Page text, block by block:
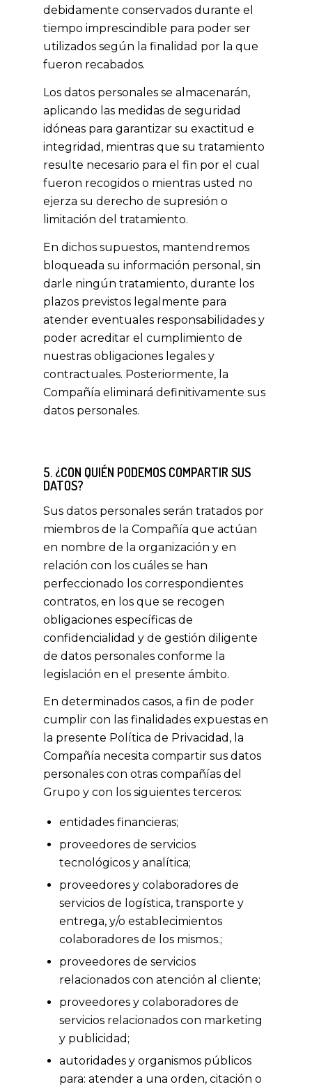
debidamente conservados durante el
tiempo imprescindible para poder ser
utilizados según la finalidad por la que
fueron recabados.
Los datos personales se almacenarán,
aplicando las medidas de seguridad
idóneas para garantizar su exactitud e
integridad, mientras que su tratamiento
resulte necesario para el fin por el cual
fueron recogidos o mientras usted no
ejerza su derecho de supresión o
limitación del tratamiento.
En dichos supuestos, mantendremos
bloqueada su información personal, sin
darle ningún tratamiento, durante los
plazos previstos legalmente para
atender eventuales responsabilidades y
poder acreditar el cumplimiento de
nuestras obligaciones legales y
contractuales. Posteriormente, la
Compañía eliminará definitivamente sus
datos personales.
5. ¿CON QUIÉN PODEMOS COMPARTIR SUS
DATOS?
Sus datos personales serán tratados por
miembros de la Compañía que actúan
en nombre de la organización y en
relación con los cuáles se han
perfeccionado los correspondientes
contratos, en los que se recogen
obligaciones específicas de
confidencialidad y de gestión diligente
de datos personales conforme la
legislación en el presente ámbito.
En determinados casos, a fin de poder
cumplir con las finalidades expuestas en
la presente Política de Privacidad, la
Compañía necesita compartir sus datos
personales con otras compañías del
Grupo y con los siguientes terceros:
entidades financieras;
proveedores de servicios
tecnológicos y analítica;
proveedores y colaboradores de
servicios de logística, transporte y
entrega, y/o establecimientos
colaboradores de los mismos.;
proveedores de servicios
relacionados con atención al cliente;
proveedores y colaboradores de
servicios relacionados con marketing
y publicidad;
autoridades y organismos públicos
para: atender a una orden, citación o